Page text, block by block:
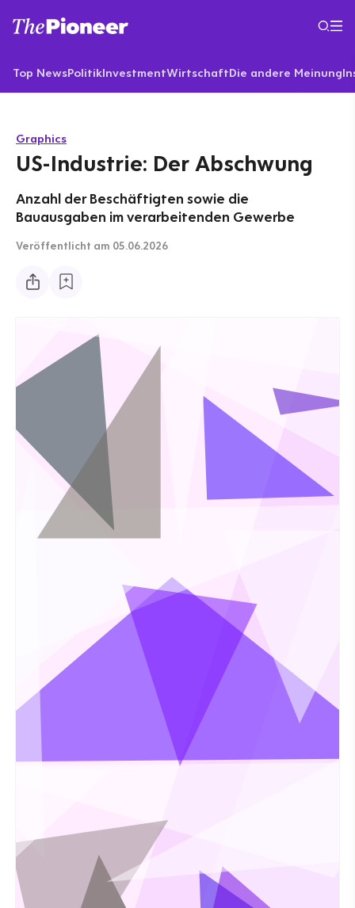
Top NewsPolitikInvestmentWirtschaftDie andere Meinung
Graphics
US-Industrie: Der Abschwung
Anzahl der Beschäftigten sowie die
Bauausgaben im verarbeitenden Gewerbe
Veröffentlicht am 05.06.2026